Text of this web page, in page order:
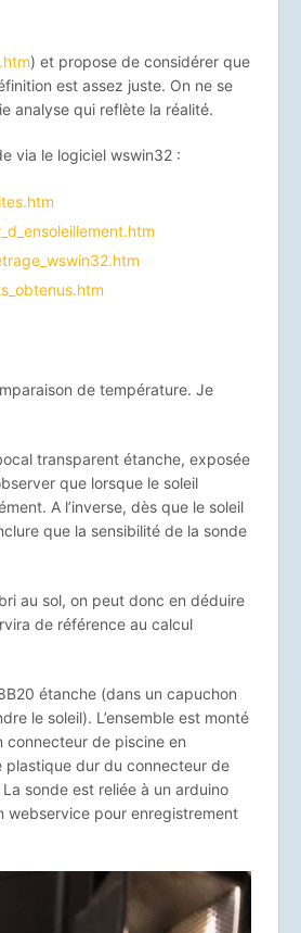
) et propose de considérer que
est assez juste. On ne se
analyse qui reflète la réalité.
via le logiciel wswin32 :
de température. Je
transparent étanche, exposée
que lorsque le soleil
A l’inverse, dès que le soleil
que la sensibilité de la sonde
au sol, on peut donc en déduire
de référence au calcul
étanche (dans un capuchon
le soleil). L’ensemble est monté
connecteur de piscine en
plastique dur du connecteur de
sonde est reliée à un arduino
webservice pour enregistrement